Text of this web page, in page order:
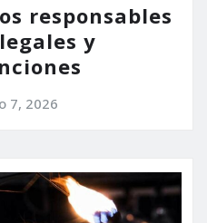
responsables
y
7, 2026